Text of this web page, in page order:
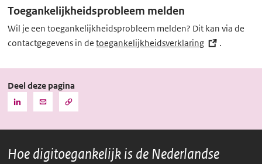
Toegankelijkheidsprobleem melden
Wil je een toegankelijkheidsprobleem melden? Dit kan via de
contactgegevens in detoegankelijkheidsverklaring (externe
.
Deel deze pagina
Deel
pagina
LinkedIn
Deel
pagina
Mail
Kopieer
de
naar
Hoe digitoegankelijk is de Nederlandse